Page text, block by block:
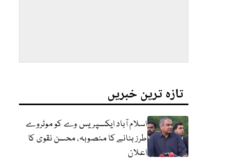
تازہ ترین خبریں
اسلام آباد ایکسپریس وے کو موٹروے
طرز بنانے کا منصوبہ، محسن نقوی کا
اعلان